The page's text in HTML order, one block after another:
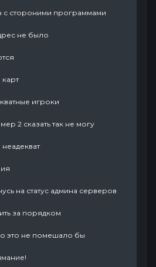
с стороними программами
не было
игроки
2 сказать так не могу
на статус админа серверов
за порядком
это не помешало бы